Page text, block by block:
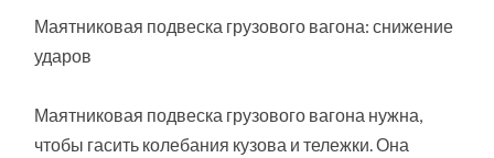
Маятниковая подвеска грузового вагона: снижение
ударов
Маятниковая подвеска грузового вагона нужна,
чтобы гасить колебания кузова и тележки. Она